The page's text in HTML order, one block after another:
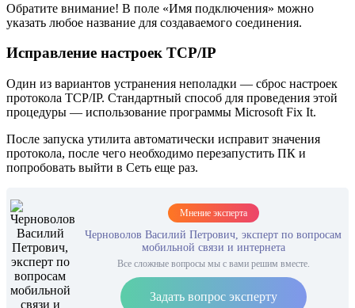
Обратите внимание! В поле «Имя подключения» можно
указать любое название для создаваемого соединения.
Исправление настроек TCP/IP
Один из вариантов устранения неполадки — сброс настроек
протокола TCP/IP. Стандартный способ для проведения этой
процедуры — использование программы Microsoft Fix It.
После запуска утилита автоматически исправит значения
протокола, после чего необходимо перезапустить ПК и
попробовать выйти в Сеть еще раз.
Мнение эксперта
Черноволов Василий Петрович, эксперт по вопросам
мобильной связи и интернета
Все сложные вопросы мы с вами решим вместе.
Задать вопрос эксперту